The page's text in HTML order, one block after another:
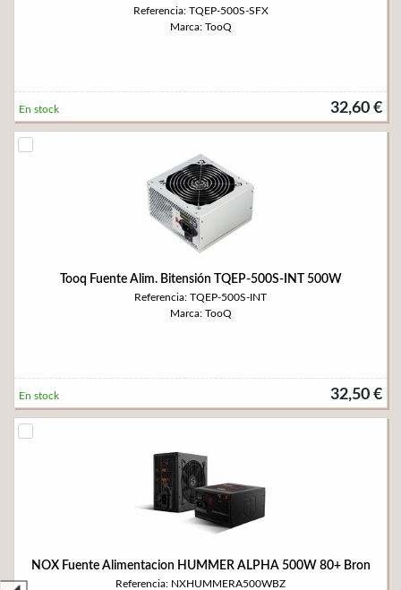
Referencia: TQEP-500S-SFX
Marca: TooQ
32,60 €
En stock
Tooq Fuente Alim. Bitensión TQEP-500S-INT 500W
Referencia: TQEP-500S-INT
Marca: TooQ
32,50 €
En stock
NOX Fuente Alimentacion HUMMER ALPHA 500W 80+ Bron
Referencia: NXHUMMERA500WBZ